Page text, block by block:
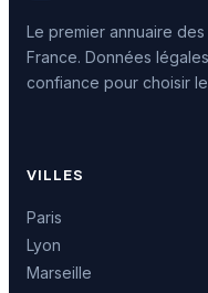
Le premier annuaire
France. Données
confiance pour choisir
VILLES
Paris
Lyon
Marseille